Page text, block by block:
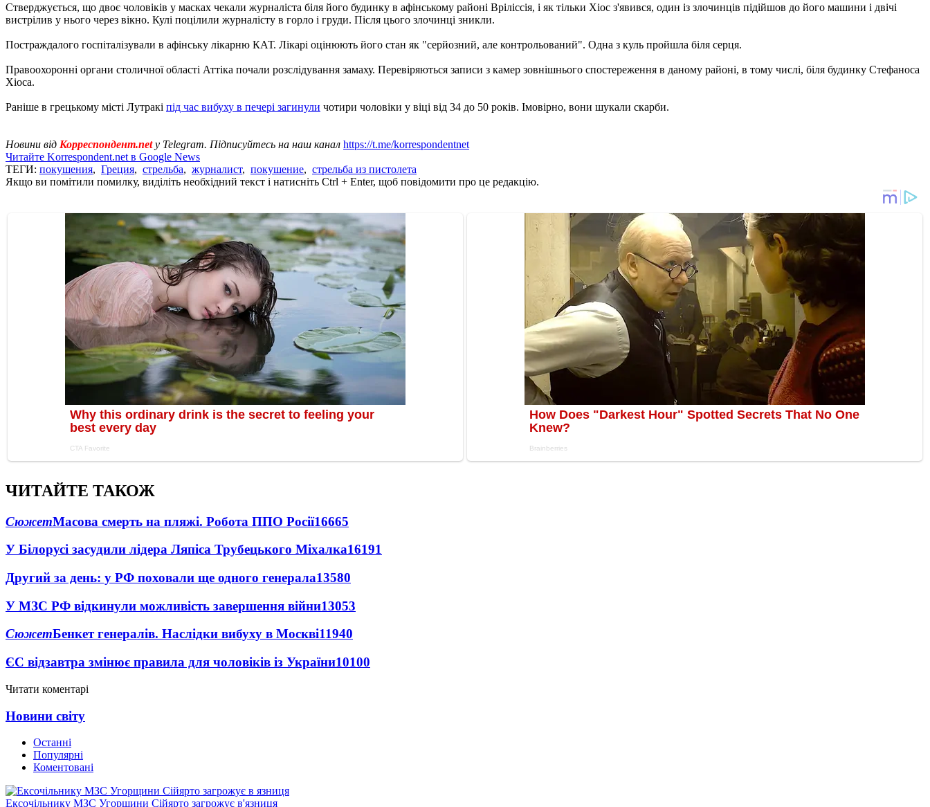
Стверджується, що двоє чоловіків у масках чекали журналіста біля його будинку в афінському районі Вріліссія, і як тільки Хіос з'явився, один із злочинців підійшов до його машини і двічі
вистрілив у нього через вікно. Кулі поцілили журналісту в горло і груди. Після цього злочинці зникли.
Постраждалого госпіталізували в афінську лікарню КАТ. Лікарі оцінюють його стан як "серйозний, але контрольований". Одна з куль пройшла біля серця.
Правоохоронні органи столичної області Аттіка почали розслідування замаху. Перевіряються записи з камер зовнішнього спостереження в даному районі, в тому числі, біля будинку Стефаноса
Хіоса.
Раніше в грецькому місті Лутракі під час вибуху в печері загинули чотири чоловіки у віці від 34 до 50 років. Імовірно, вони шукали скарби.
Новини від Корреспондент.net у Telegram. Підписуйтесь на наш канал https://t.me/korrespondentnet
Читайте Korrespondent.net в Google News
ТЕГИ: покушения, Греция, стрельба, журналист, покушение, стрельба из пистолета
Якщо ви помітили помилку, виділіть необхідний текст і натисніть Ctrl + Enter, щоб повідомити про це редакцію.
ЧИТАЙТЕ ТАКОЖ
СюжетМасова смерть на пляжі. Робота ППО Росії16665
У Білорусі засудили лідера Ляпіса Трубецького Міхалка16191
Другий за день: у РФ поховали ще одного генерала13580
У МЗС РФ відкинули можливість завершення війни13053
СюжетБенкет генералів. Наслідки вибуху в Москві11940
ЄС відзавтра змінює правила для чоловіків із України10100
Читати коментарі
Новини світу
Останні
Популярні
Коментовані
Ексочільнику МЗС Угорщини Сійярто загрожує в'язниця